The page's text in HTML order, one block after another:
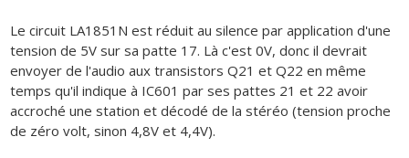
Le circuit LA1851N est réduit au silence par application d'une
tension de 5V sur sa patte 17. Là c'est 0V, donc il devrait
envoyer de l'audio aux transistors Q21 et Q22 en même
temps qu'il indique à IC601 par ses pattes 21 et 22 avoir
accroché une station et décodé de la stéréo (tension proche
de zéro volt, sinon 4,8V et 4,4V).